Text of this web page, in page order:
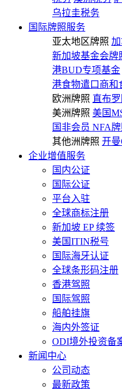
乌拉圭税务
国际牌照服务
亚太地区牌照
新加坡基金会牌
港BUD专项基金
港食物遣口商和
欧洲牌照 直布
美洲牌照 美国
国非会员 NFA
其他洲牌照 开
企业增值服务
国内公证
国际公证
平台入驻
全球商标注册
新加坡 EP 续签
美国ITIN税号
国际海牙认证
全球条形码注册
香港驾照
国际驾照
船舶挂旗
海内外签证
ODI境外投资备
新闻中心
公司动态
最新政策